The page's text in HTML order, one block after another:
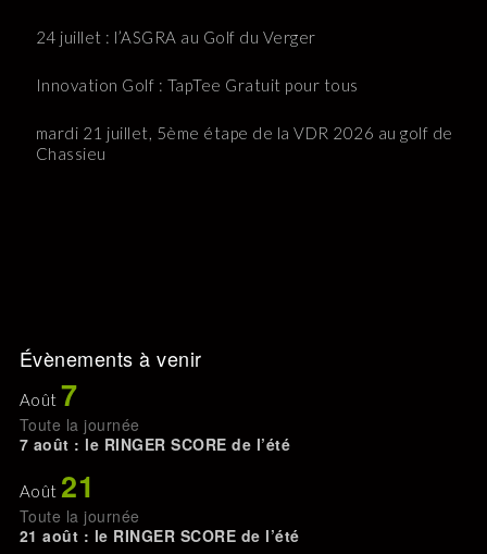
24 juillet : l’ASGRA au Golf du Verger
Innovation Golf : TapTee Gratuit pour tous
mardi 21 juillet, 5ème étape de la VDR 2026 au golf de
Chassieu
Évènements à venir
Août 7
Toute la journée
7 août : le RINGER SCORE de l’été
Août 21
Toute la journée
21 août : le RINGER SCORE de l’été